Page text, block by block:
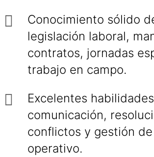
Conocimiento sólido
legislación laboral,
contratos, jornadas
trabajo en campo.
Excelentes
comunicación,
conflictos y gestión
operativo.